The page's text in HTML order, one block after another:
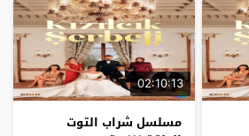
02:10:13
مسلسل شراب التوت